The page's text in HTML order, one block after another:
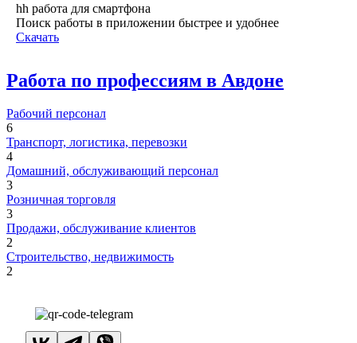
hh работа для смартфона
Поиск работы в приложении быстрее и удобнее
Скачать
Работа по профессиям в Авдоне
Рабочий персонал
6
Транспорт, логистика, перевозки
4
Домашний, обслуживающий персонал
3
Розничная торговля
3
Продажи, обслуживание клиентов
2
Строительство, недвижимость
2